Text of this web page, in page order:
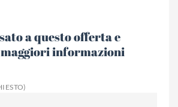
a questo offerta e
informazioni